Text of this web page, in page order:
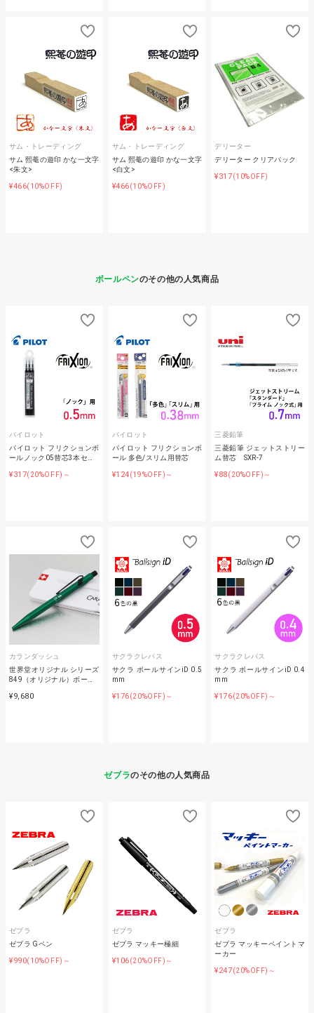
サム・トレーディング
サム 熙菴の遊印 かな一文字
<朱文>
¥466(10%OFF)
サム・トレーディング
サム 熙菴の遊印 かな一文字
<白文>
¥466(10%OFF)
デリーター
デリーター クリアパック
¥317(10%OFF)
ボールペンのその他の人気商品
パイロット
パイロット フリクションボ
ールノック05替芯3本セ…
¥317(20%OFF)～
パイロット
パイロット フリクションボ
ール 多色/スリム用替芯
¥124(19%OFF)～
三菱鉛筆
三菱鉛筆 ジェットストリー
ム替芯 SXR-7
¥88(20%OFF)～
カランダッシュ
世界堂オリジナル シリーズ
849（オリジナル）ボー…
¥9,680
サクラクレパス
サクラ ボールサインiD 0.5
mm
¥176(20%OFF)～
サクラクレパス
サクラ ボールサインiD 0.4
mm
¥176(20%OFF)～
ゼブラのその他の人気商品
ゼブラ
ゼブラ Gペン
¥990(10%OFF)～
ゼブラ
ゼブラ マッキー極細
¥106(20%OFF)～
ゼブラ
ゼブラ マッキーペイントマ
ーカー
¥247(20%OFF)～